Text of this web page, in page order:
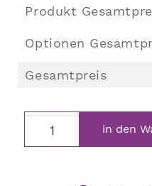
Produkt
Optionen
Gesamtpreis
in den